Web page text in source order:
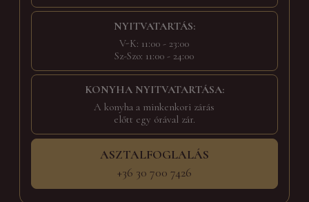
NYITVATARTÁS:
V-K: 11:00 - 23:00
Sz-Szo: 11:00 - 24:00
KONYHA NYITVATARTÁSA:
A konyha a minkenkori zárás
előtt egy órával zár.
ASZTALFOGLALÁS
+36 30 700 7426